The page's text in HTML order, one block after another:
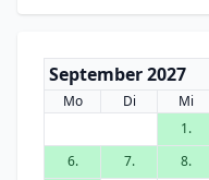
September 2027
Mo Di Mi
1.
6.
7. 8.